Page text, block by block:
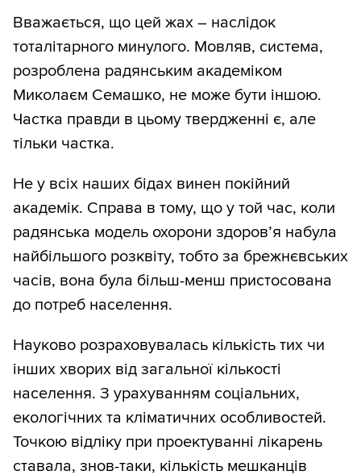
Вважається, що цей жах – наслідок
тоталітарного минулого. Мовляв, система,
розроблена радянським академіком
Миколаєм Семашко, не може бути іншою.
Частка правди в цьому твердженні є, але
тільки частка.
Не у всіх наших бідах винен покійний
академік. Справа в тому, що у той час, коли
радянська модель охорони здоров’я набула
найбільшого розквіту, тобто за брежнєвських
часів, вона була більш-менш пристосована
до потреб населення.
Науково розраховувалась кількість тих чи
інших хворих від загальної кількості
населення. З урахуванням соціальних,
екологічних та кліматичних особливостей.
Точкою відліку при проектуванні лікарень
ставала, знов-таки, кількість мешканців